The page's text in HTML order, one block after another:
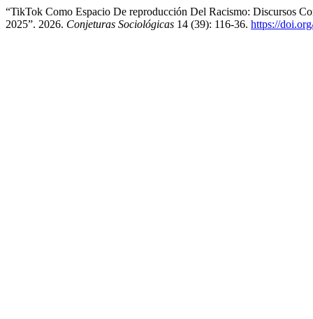
“TikTok Como Espacio De reproducción Del Racismo: Discursos
2025”. 2026. Conjeturas Sociológicas 14 (39): 116-36. https://